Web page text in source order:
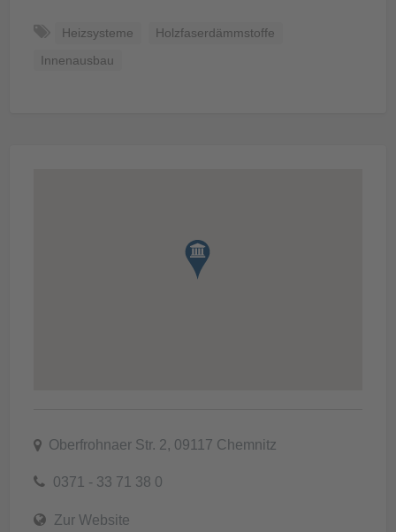
Heizsysteme Holzfaserdämmstoffe
Innenausbau
Oberfrohnaer Str. 2, 09117 Chemnitz
0371 - 33 71 38 0
Zur Website